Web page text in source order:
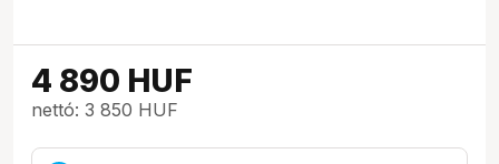
4 890 HUF
nettó: 3 850 HUF